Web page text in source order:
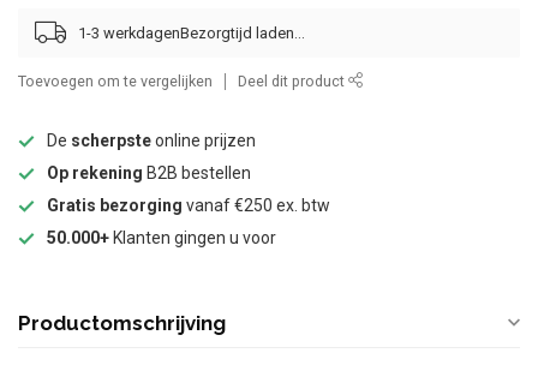
1-3 werkdagen
Toevoegen om te vergelijken Deel dit product
De scherpsteonline prijzen
Op rekening B2B bestellen
Gratis bezorging vanaf €250 ex. btw
50.000+ Klanten gingen u voor
Productomschrijving